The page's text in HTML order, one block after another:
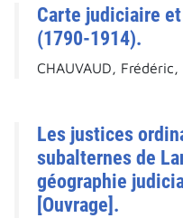
Carte judiciaire
(1790-1914).
CHAUVAUD, Frédéric,
Les justices
subalternes de
géographie
[Ouvrage].